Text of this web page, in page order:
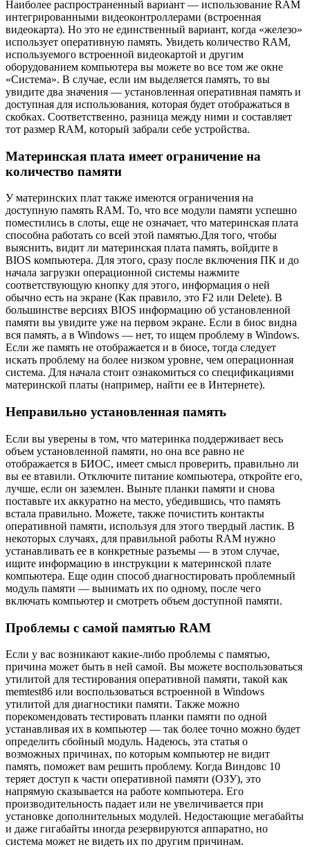
Наиболее распространенный вариант — использование RAM
интегрированными видеоконтроллерами (встроенная
видеокарта). Но это не единственный вариант, когда «железо»
использует оперативную память. Увидеть количество RAM,
используемого встроенной видеокартой и другим
оборудованием компьютера вы можете во все том же окне
«Система». В случае, если им выделяется память, то вы
увидите два значения — установленная оперативная память и
доступная для использования, которая будет отображаться в
скобках. Соответственно, разница между ними и составляет
тот размер RAM, который забрали себе устройства.
Материнская плата имеет ограничение на
количество памяти
У материнских плат также имеются ограничения на
доступную память RAM. То, что все модули памяти успешно
поместились в слоты, еще не означает, что материнская плата
способна работать со всей этой памятью.Для того, чтобы
выяснить, видит ли материнская плата память, войдите в
BIOS компьютера. Для этого, сразу после включения ПК и до
начала загрузки операционной системы нажмите
соответствующую кнопку для этого, информация о ней
обычно есть на экране (Как правило, это F2 или Delete). В
большинстве версиях BIOS информацию об установленной
памяти вы увидите уже на первом экране. Если в биос видна
вся память, а в Windows — нет, то ищем проблему в Windows.
Если же память не отображается и в биосе, тогда следует
искать проблему на более низком уровне, чем операционная
система. Для начала стоит ознакомиться со спецификациями
материнской платы (например, найти ее в Интернете).
Неправильно установленная память
Если вы уверены в том, что материнка поддерживает весь
объем установленной памяти, но она все равно не
отображается в БИОС, имеет смысл проверить, правильно ли
вы ее втавили. Отключите питание компьютера, откройте его,
лучше, если он заземлен. Выньте планки памяти и снова
поставьте их аккуратно на место, убедившись, что память
встала правильно. Можете, также почистить контакты
оперативной памяти, используя для этого твердый ластик. В
некоторых случаях, для правильной работы RAM нужно
устанавливать ее в конкретные разъемы — в этом случае,
ищите информацию в инструкции к материнской плате
компьютера. Еще один способ диагностировать проблемный
модуль памяти — вынимать их по одному, после чего
включать компьютер и смотреть объем доступной памяти.
Проблемы с самой памятью RAM
Если у вас возникают какие-либо проблемы с памятью,
причина может быть в ней самой. Вы можете воспользоваться
утилитой для тестирования оперативной памяти, такой как
memtest86 или воспользоваться встроенной в Windows
утилитой для диагностики памяти. Также можно
порекомендовать тестировать планки памяти по одной
устанавливая их в компьютер — так более точно можно будет
определить сбойный модуль. Надеюсь, эта статья о
возможных причинах, по которым компьютер не видит
память, поможет вам решить проблему. Когда Виндовс 10
теряет доступ к части оперативной памяти (ОЗУ), это
напрямую сказывается на работе компьютера. Его
производительность падает или не увеличивается при
установке дополнительных модулей. Недостающие мегабайты
и даже гигабайты иногда резервируются аппаратно, но
система может не видеть их по другим причинам.